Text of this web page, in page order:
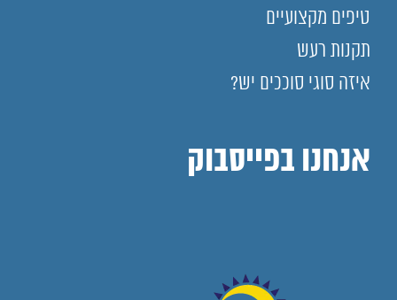
טיפים מקצועיים
תקנות רעש
איזה סוגי סוככים יש?
אנחנו בפייסבוק